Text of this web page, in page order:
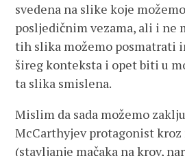
svedena na slike koje
posljedičnim vezama, ali i ne
tih slika možemo posmatrati
šireg konteksta i opet biti u
ta slika smislena.
Mislim da sada možemo
McCarthyjev protagonist
(stavljanje mačaka na krov,